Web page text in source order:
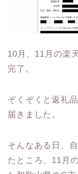
10月、11月の楽
完了。
ぞくぞくと返礼
届きました。
そんなある日、
たところ、11月